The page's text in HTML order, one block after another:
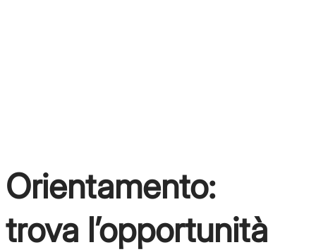
Orientamento:
trova l’opportunità